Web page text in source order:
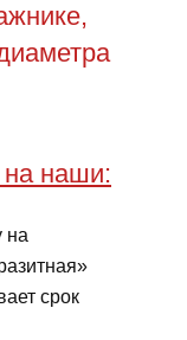
на наши:
на
срок